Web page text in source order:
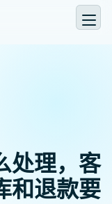
处理，客
和退款要